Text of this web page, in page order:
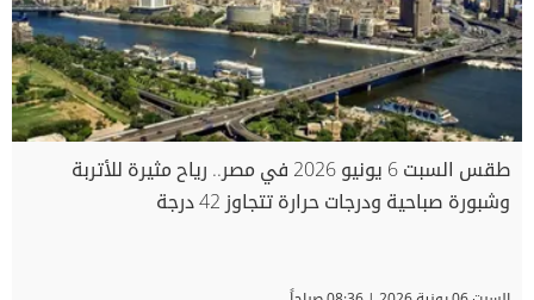
طقس السبت 6 يونيو 2026 في مصر.. رياح مثيرة للأتربة
وشبورة صباحية ودرجات حرارة تتجاوز 42 درجة